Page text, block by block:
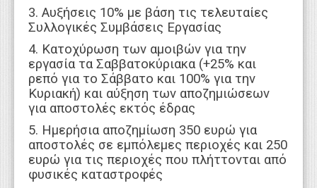
3. Αυξήσεις 10% με βάση τις τελευταίες
Συλλογικές Συμβάσεις Εργασίας
4. Κατοχύρωση των αμοιβών για την
εργασία τα Σαββατοκύριακα (+25% και
ρεπό για το Σάββατο και 100% για την
Κυριακή) και αύξηση των αποζημιώσεων
για αποστολές εκτός έδρας
5. Ημερήσια αποζημίωση 350 ευρώ για
αποστολές σε εμπόλεμες περιοχές και 250
ευρώ για τις περιοχές που πλήττονται από
φυσικές καταστροφές